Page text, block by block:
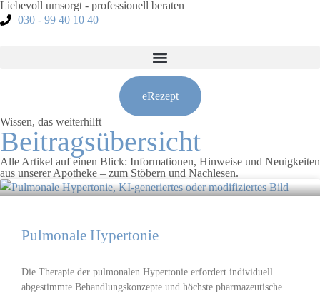
Liebevoll umsorgt - professionell beraten
030 - 99 40 10 40
eRezept
Wissen, das weiterhilft
Beitragsübersicht
Alle Artikel auf einen Blick: Informationen, Hinweise und Neuigkeiten
aus unserer Apotheke – zum Stöbern und Nachlesen.
Pulmonale Hyper­tonie
Die Therapie der pulmonalen Hypertonie erfordert individuell
abgestimmte Behandlungskonzepte und höchste pharmazeutische